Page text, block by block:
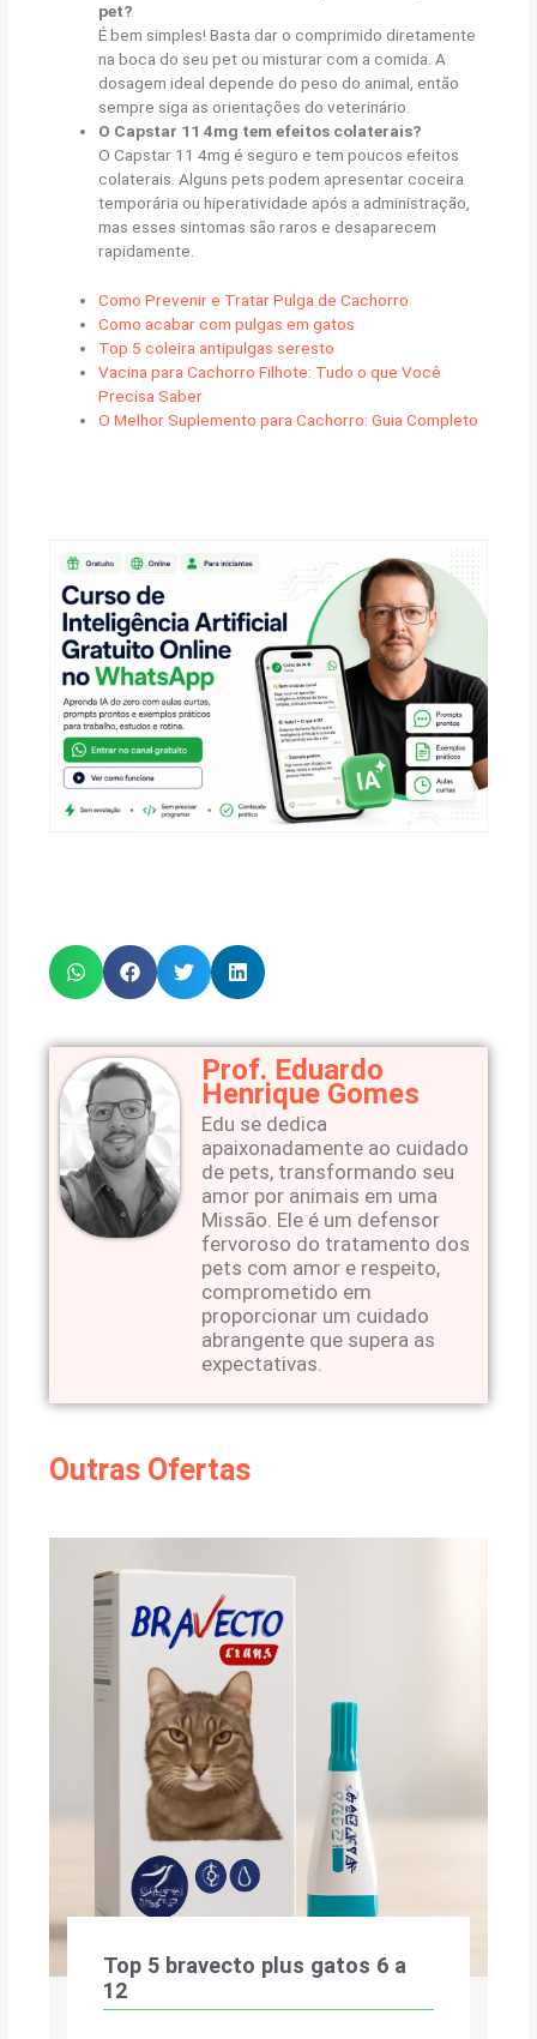
pet?
É bem simples! Basta dar o comprimido diretamente
na boca do seu pet ou misturar com a comida. A
dosagem ideal depende do peso do animal, então
sempre siga as orientações do veterinário.
O Capstar 11 4mg tem efeitos colaterais?
O Capstar 11 4mg é seguro e tem poucos efeitos
colaterais. Alguns pets podem apresentar coceira
temporária ou hiperatividade após a administração,
mas esses sintomas são raros e desaparecem
rapidamente.
Como Prevenir e Tratar Pulga de Cachorro
Como acabar com pulgas em gatos
Top 5 coleira antipulgas seresto
Vacina para Cachorro Filhote: Tudo o que Você
Precisa Saber
O Melhor Suplemento para Cachorro: Guia Completo
Prof. Eduardo
Henrique Gomes
Edu se dedica
apaixonadamente ao cuidado
de pets, transformando seu
amor por animais em uma
Missão. Ele é um defensor
fervoroso do tratamento dos
pets com amor e respeito,
comprometido em
proporcionar um cuidado
abrangente que supera as
expectativas.
Outras Ofertas
Top 5 bravecto plus gatos 6 a
12